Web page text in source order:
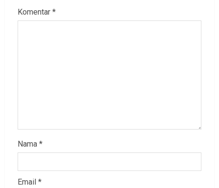
Komentar *
Nama *
Email *